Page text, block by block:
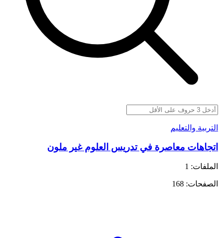
التربية والتعليم
اتجاهات معاصرة في تدريس العلوم غير ملون
الملفات: 1
الصفحات: 168